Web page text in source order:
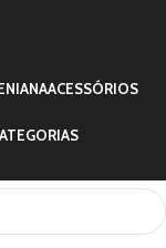
ACESSÓRIOS